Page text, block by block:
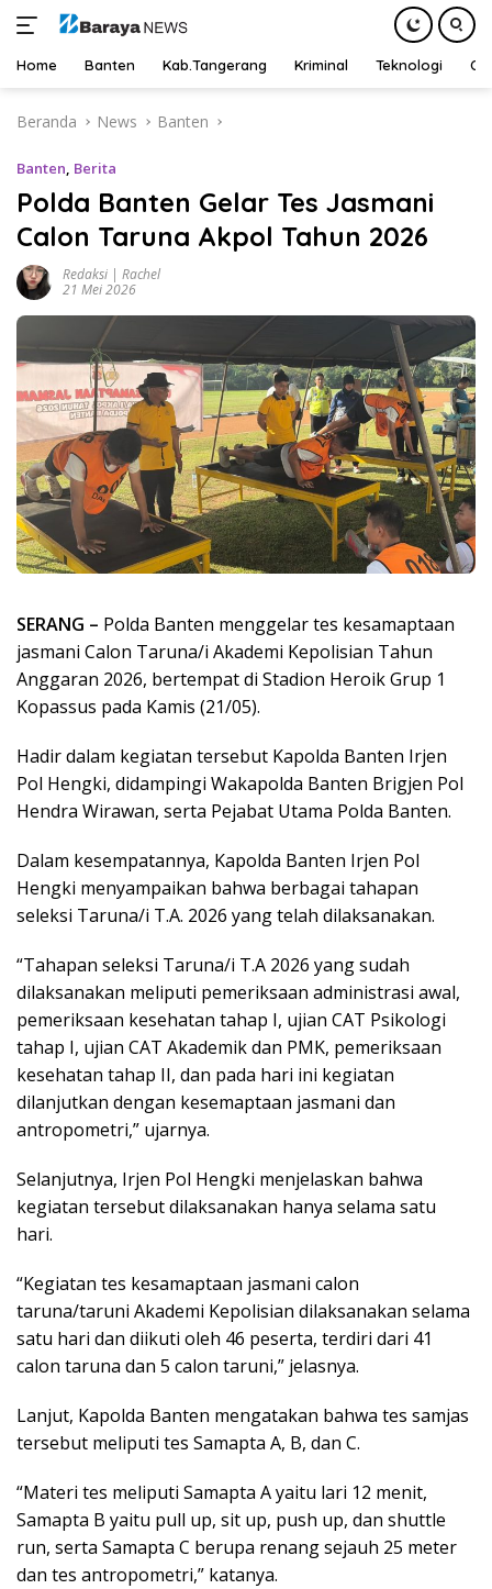
Home Banten Kab.Tangerang Kriminal Teknologi
Beranda News Banten
Banten, Berita
Polda Banten Gelar Tes Jasmani
Calon Taruna Akpol Tahun 2026
Redaksi | Rachel
21 Mei 2026
SERANG – Polda Banten menggelar tes kesamaptaan
jasmani Calon Taruna/i Akademi Kepolisian Tahun
Anggaran 2026, bertempat di Stadion Heroik Grup 1
Kopassus pada Kamis (21/05).
Hadir dalam kegiatan tersebut Kapolda Banten Irjen
Pol Hengki, didampingi Wakapolda Banten Brigjen Pol
Hendra Wirawan, serta Pejabat Utama Polda Banten.
Dalam kesempatannya, Kapolda Banten Irjen Pol
Hengki menyampaikan bahwa berbagai tahapan
seleksi Taruna/i T.A. 2026 yang telah dilaksanakan.
“Tahapan seleksi Taruna/i T.A 2026 yang sudah
dilaksanakan meliputi pemeriksaan administrasi awal,
pemeriksaan kesehatan tahap I, ujian CAT Psikologi
tahap I, ujian CAT Akademik dan PMK, pemeriksaan
kesehatan tahap II, dan pada hari ini kegiatan
dilanjutkan dengan kesemaptaan jasmani dan
antropometri,” ujarnya.
Selanjutnya, Irjen Pol Hengki menjelaskan bahwa
kegiatan tersebut dilaksanakan hanya selama satu
hari.
“Kegiatan tes kesamaptaan jasmani calon
taruna/taruni Akademi Kepolisian dilaksanakan selama
satu hari dan diikuti oleh 46 peserta, terdiri dari 41
calon taruna dan 5 calon taruni,” jelasnya.
Lanjut, Kapolda Banten mengatakan bahwa tes samjas
tersebut meliputi tes Samapta A, B, dan C.
“Materi tes meliputi Samapta A yaitu lari 12 menit,
Samapta B yaitu pull up, sit up, push up, dan shuttle
run, serta Samapta C berupa renang sejauh 25 meter
dan tes antropometri,” katanya.